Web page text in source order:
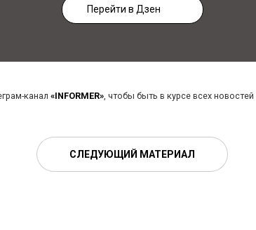
Перейти в Дзен
канал «INFORMER», чтобы быть в курсе всех
СЛЕДУЮЩИЙ МАТЕРИАЛ